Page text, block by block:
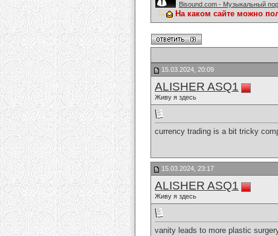
Bisound.com - Музыкальный
На каком сайте можно
15.03.2024, 20:09
ALISHER ASQ1
Живу я здесь
currency trading is a bit tricky
15.03.2024, 23:17
ALISHER ASQ1
Живу я здесь
vanity leads to more plastic